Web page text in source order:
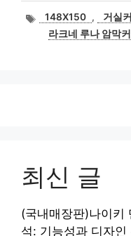
태148X150 , 거실
라크네 루나 암막
최신 글
(국내매장판)나이키
석: 기능성과 디자인